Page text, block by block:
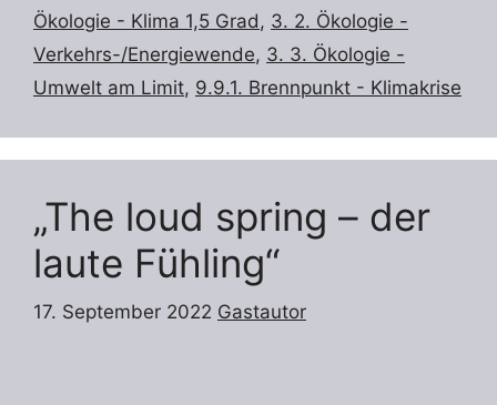
Ökologie - Klima 1,5 Grad , 3. 2. Ökologie -
Verkehrs-/Energiewende, 3. 3. Ökologie -
Umwelt am Limit, 9.9.1. Brennpunkt - Klimakrise
„The loud spring – der
laute Fühling“
17. September 2022 Gastautor